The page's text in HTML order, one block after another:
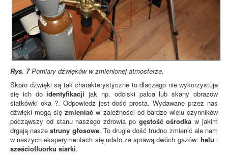
Rys. 7Pomiary dźwięków w zmienionej atmosferze.
Skoro dźwięki są tak charakterystyczne to dlaczego nie wykorzystuje
się ich doidentyfikacji jak np. odciski palca lub skany obrazów
siatkówki oka ?. Odpowiedź jest dość prosta. Wydawane przez nas
dźwięki mogą się zmieniać w zależności od bardzo wielu czynników
począwszy od stanu naszego zdrowia po gęstość ośrodka w jakim
drgają naszestruny głosowe. To drugie dość trudno zmienić ale nam
w naszych eksperymentach się udało za sprawą dwóch gazów: helu i
sześciofluorku siarki.